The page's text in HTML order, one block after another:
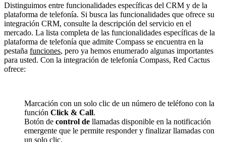
Distinguimos entre funcionalidades específicas del CRM y de la
plataforma de telefonía. Si busca las funcionalidades que ofrece su
integración CRM, consulte la descripción del servicio en el
mercado. La lista completa de las funcionalidades específicas de la
plataforma de telefonía que admite Compass se encuentra en la
pestaña funciones, pero ya hemos enumerado algunas importantes
para usted. Con la integración de telefonía Compass, Red Cactus
ofrece:
Marcación con un solo clic de un número de teléfono con la
función Click & Call.
Botón de control de llamadas disponible en la notificación
emergente que le permite responder y finalizar llamadas con
un solo clic.